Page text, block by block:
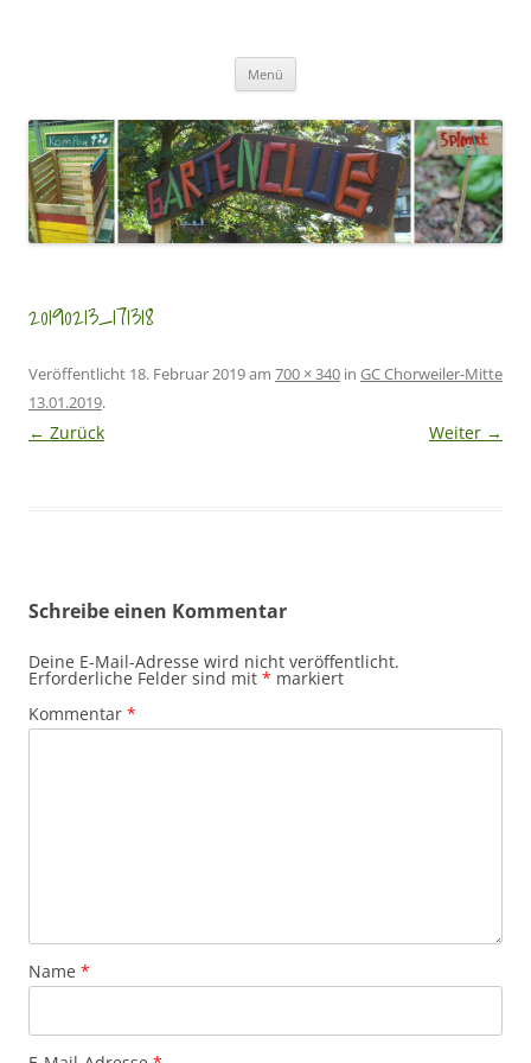
Menü
20190213_171318
Veröffentlicht 18. Februar 2019am 700 × 340 in GC Chorweiler-Mitte
13.01.2019.
← Zurück Weiter →
Schreibe einen Kommentar
Deine E-Mail-Adresse wird nicht veröffentlicht.
Erforderliche Felder sind mit * markiert
Kommentar *
Name *